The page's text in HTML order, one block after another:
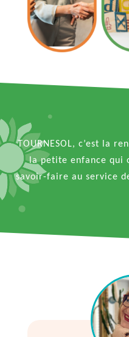
TOURNESOL, c’est la
la petite enfance qui
savoir-faire au service